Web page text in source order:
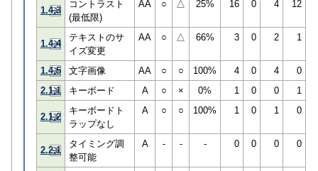
1.4.3
コントラスト
(最低限)
AA ○ △ 25% 16 0 4 12
1.4.4
テキストのサ
イズ変更
AA ○ △ 66% 3 0 2 1
1.4.5 文字画像 AA ○ ○ 100% 4 0 4
0
2.1.1
キーボード A ○ × 0% 1 0 0 1
2.1.2
キーボードト
ラップなし
A ○ ○ 100% 1 0 1 0
2.2.1
タイミング調
整可能
A - - - 0 0 0 0